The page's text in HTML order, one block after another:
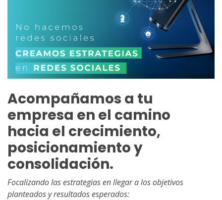
Acompañamos a tu
empresa en el camino
hacia el crecimiento,
posicionamiento y
consolidación.
Focalizando las estrategias en llegar a los objetivos
planteados y resultados esperados: